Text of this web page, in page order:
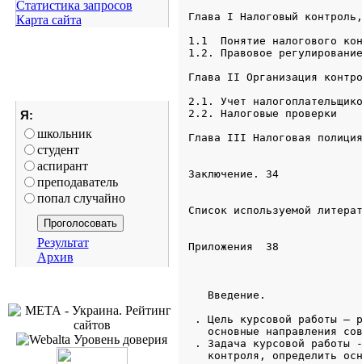
Статистика запросов
Карта сайта
Я:
школьник
студент
аспирант
преподаватель
попал случайно
Результат
Архив